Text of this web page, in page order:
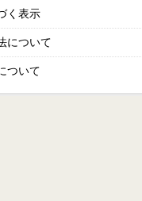
く表示
について
ついて